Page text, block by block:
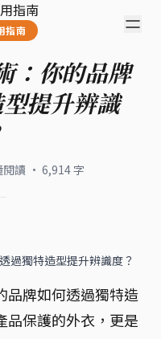
指南
指南
：你的品牌
提升辨識
閱讀 · 6,914字
過獨特造型提升辨識度？
品牌如何透過獨特造
品保護的外衣，更是